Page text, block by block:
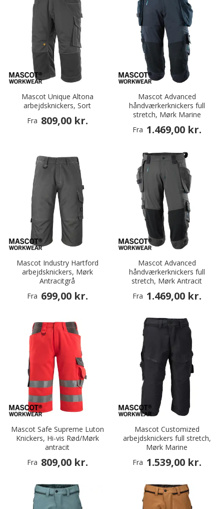
Mascot Unique Altona
arbejdsknickers, Sort
Fra 809,00 kr.
Mascot Advanced
håndværkerknickers full
stretch, Mørk Marine
Fra 1.469,00 kr.
Mascot Industry Hartford
arbejdsknickers, Mørk
Antracitgrå
Fra 699,00 kr.
Mascot Advanced
håndværkerknickers full
stretch, Mørk Antracit
Fra 1.469,00 kr.
Mascot Safe Supreme Luton
Knickers, Hi-vis Rød/Mørk
antracit
Fra 809,00 kr.
Mascot Customized
arbejdsknickers full stretch,
Mørk Marine
Fra 1.539,00 kr.